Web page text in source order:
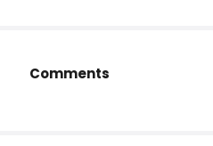
Comments